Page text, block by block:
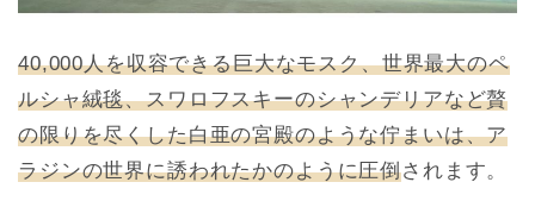
40,000人を収容できる巨大なモスク、世界最大のペ
ルシャ絨毯、スワロフスキーのシャンデリアなど贅
の限りを尽くした白亜の宮殿のような佇まいは、ア
ラジンの世界に誘われたかのように圧倒されます。